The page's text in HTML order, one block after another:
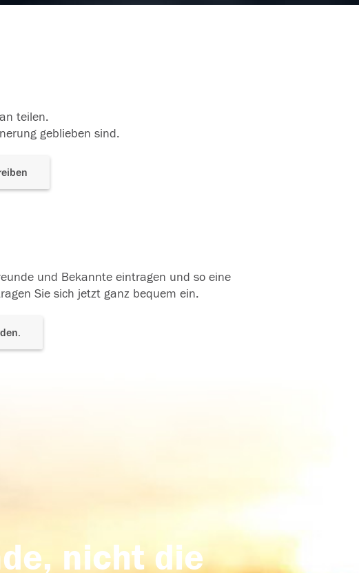
teilen.
geblieben sind.
und Bekannte eintragen und so eine
Sie sich jetzt ganz bequem ein.
nicht die